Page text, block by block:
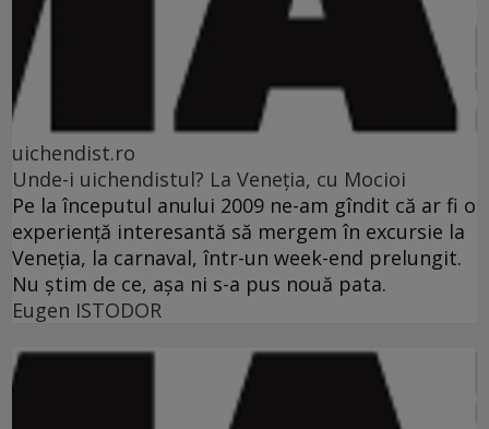
uichendist.ro
Unde-i uichendistul? La Veneţia, cu Mocioi
Pe la începutul anului 2009 ne-am gîndit că ar fi o
experienţă interesantă să mergem în excursie la
Veneţia, la carnaval, într-un week-end prelungit.
Nu ştim de ce, aşa ni s-a pus nouă pata.
Eugen ISTODOR